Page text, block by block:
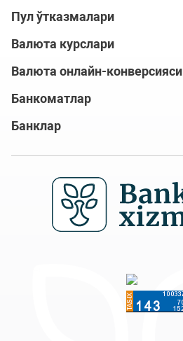
Пул ўтказмалари
Валюта курслари
Валюта онлайн-конверсияси
Банкоматлар
Банклар